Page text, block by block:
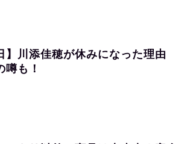
】川添佳穂が休みになった理由
噂も！